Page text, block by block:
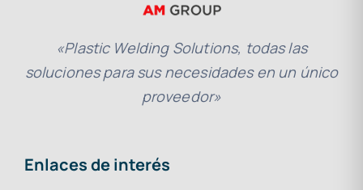
«Plastic Welding Solutions, todas las
soluciones para sus necesidades en un único
proveedor»
Enlaces de interés